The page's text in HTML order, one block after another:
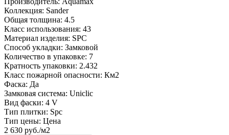
Коллекция: Sander
Общая толщина: 4.5
Класс использования: 43
Материал изделия: SPC
Способ укладки: Замковой
Количество в упаковке: 7
Кратность упаковки: 2.432
Класс пожарной опасности: Км2
Фаска: Да
Замковая система: Uniclic
Вид фаски: 4 V
Тип плитки: Spc
Тип цены: Цена
2 630 руб./м2